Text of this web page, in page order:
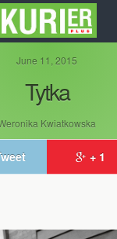
June 11, 2015
Tytka
Kwiatkowska
+ 1